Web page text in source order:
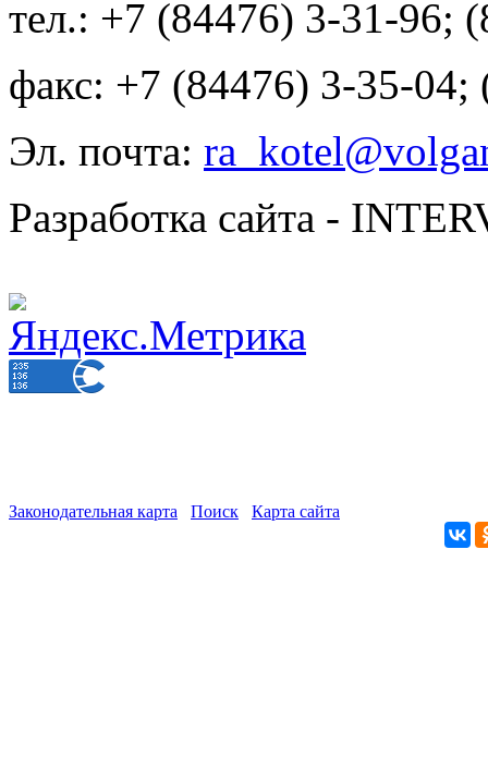
тел.: +7 (84476) 3-31-96;
факс: +7 (84476) 3-35-04;
Эл. почта:
Разработка сайта -
Законодательная карта Поиск Карта сайта